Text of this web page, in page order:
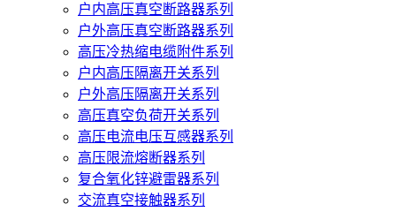
户内高压真空断路器系列
户外高压真空断路器系列
高压冷热缩电缆附件系列
户内高压隔离开关系列
户外高压隔离开关系列
高压真空负荷开关系列
高压电流电压互感器系列
高压限流熔断器系列
复合氧化锌避雷器系列
交流真空接触器系列